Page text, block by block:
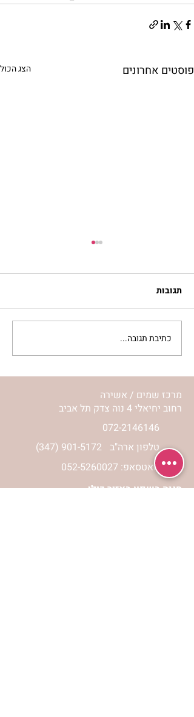
פוסטים אחרונים הצג הכול
מתגעגעות לבית המפגש,
השיעור לתשעה באב | הר'
ימימה מזרחי
תגובות
כתיבת תגובה...
מרכז שמים / אשירה
רחוב יחיאלי 4 נוה צדק תל אביב
072-2146146
(347) 901-5172 טלפון ארה"ב
וואטסאפ: 052-5260027
חניה בשפע באזור כולו